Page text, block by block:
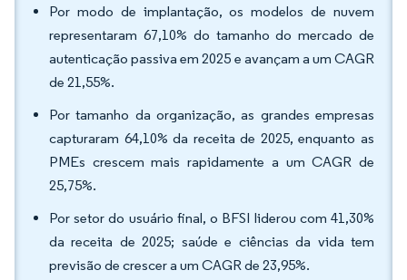
Por modo de implantação, os modelos de nuvem
representaram 67,10% do tamanho do mercado de
autenticação passiva em 2025 e avançam a um CAGR
de 21,55%.
Por tamanho da organização, as grandes empresas
capturaram 64,10% da receita de 2025, enquanto as
PMEs crescem mais rapidamente a um CAGR de
25,75%.
Por setor do usuário final, o BFSI liderou com 41,30%
da receita de 2025; saúde e ciências da vida tem
previsão de crescer a um CAGR de 23,95%.